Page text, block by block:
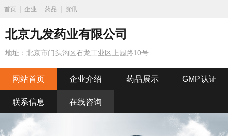
首页 企业 药品 资讯
北京九发药业有限公司
地址：北京市门头沟区石龙工业区上园路10号
网站首页 企业介绍 药品展示 GMP认证
联系信息 在线咨询